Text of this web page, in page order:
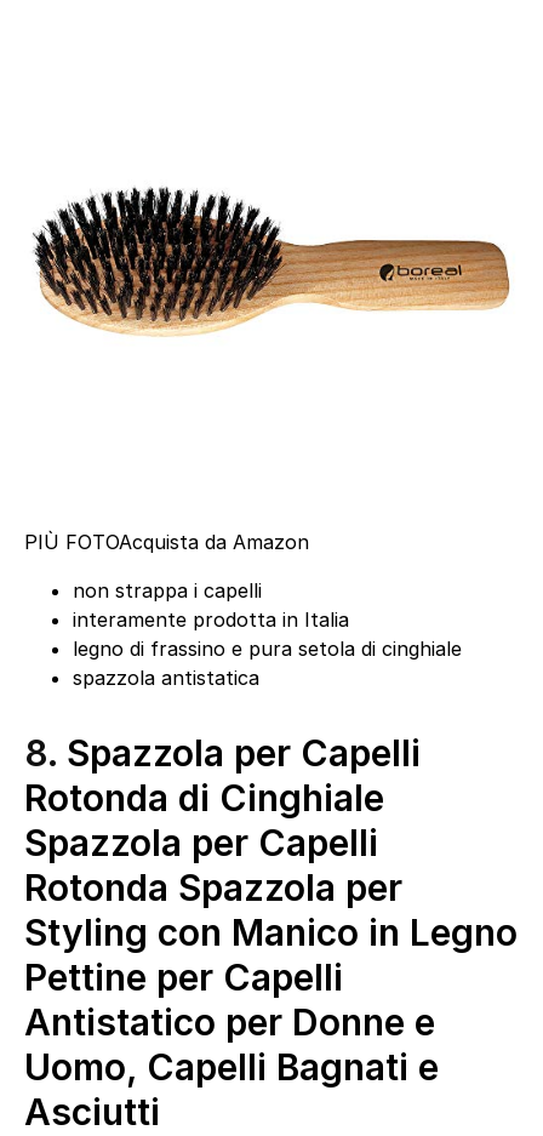
PIÙ FOTOAcquista da Amazon
non strappa i capelli
interamente prodotta in Italia
legno di frassino e pura setola di cinghiale
spazzola antistatica
8. Spazzola per Capelli
Rotonda di Cinghiale
Spazzola per Capelli
Rotonda Spazzola per
Styling con Manico in Legno
Pettine per Capelli
Antistatico per Donne e
Uomo, Capelli Bagnati e
Asciutti